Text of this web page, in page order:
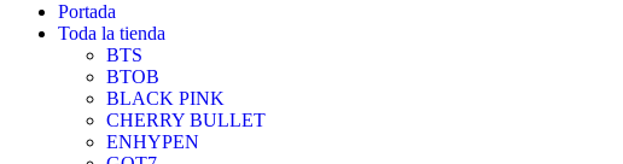
Portada
Toda la tienda
BTS
BTOB
BLACK PINK
CHERRY BULLET
ENHYPEN